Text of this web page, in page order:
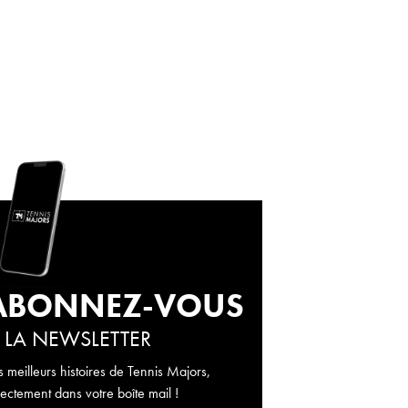
VOUS
NEWSLETTER
meilleurs histoires de Tennis Majors,
dans votre boîte mail !